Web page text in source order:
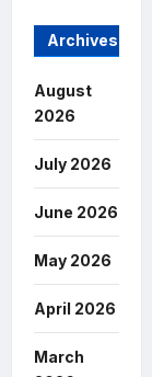
Archives
August
2026
July 2026
June 2026
May 2026
April 2026
March